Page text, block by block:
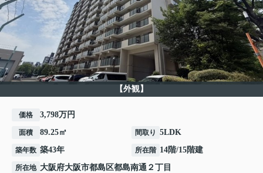
【外観】
価格 3,798万円
面積 89.25㎡ 間取り 5LDK
築年数 築43年 所在階 14階/15階建
所在地 大阪府大阪市都島区都島南通 ２丁目